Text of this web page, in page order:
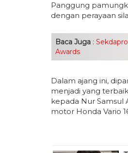
Panggung
dengan perayaan
Baca Juga :
Awards
Dalam ajang ini,
menjadi yang
kepada Nur Samsul
motor Honda Vario